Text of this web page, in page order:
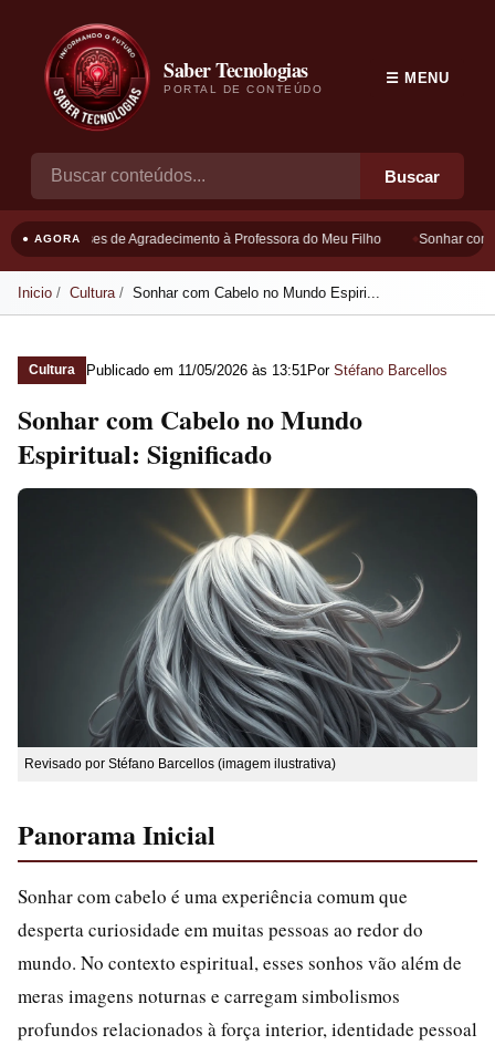
Saber Tecnologias
PORTAL DE CONTEÚDO
Buscar
☰ MENU
● AGORAFrases de Agradecimento à Professora do Meu Filho Sonhar com
Inicio Cultura Sonhar com Cabelo no Mundo Espiri...
Cultura Publicado em 11/05/2026 às 13:51 Por Stéfano Barcellos
Sonhar com Cabelo no Mundo
Espiritual: Significado
Revisado por Stéfano Barcellos (imagem ilustrativa)
Panorama Inicial
Sonhar com cabelo é uma experiência comum que
desperta curiosidade em muitas pessoas ao redor do
mundo. No contexto espiritual, esses sonhos vão além de
meras imagens noturnas e carregam simbolismos
profundos relacionados à força interior, identidade pessoal